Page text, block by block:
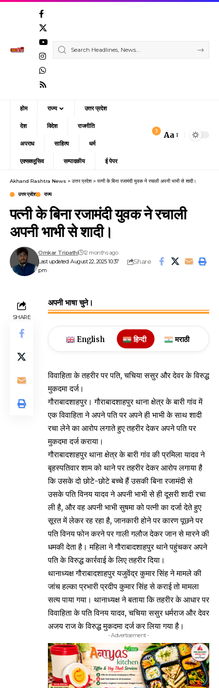
होम राज्य उत्तर प्रदेश
देश विदेश राजनीति
अपराध साहित्य धर्म
एक्सक्लूसिव सम्पादकीय ई पेपर
3
Font
Aa
Akhand Rashtra News > उत्तर प्रदेश> पत्नी के बिना रजामंदी युवक ने रचाली अपनी भाभी से शादी।
उत्तर प्रदेश राज्य
पत्नी के बिना रजामंदी युवक ने रचाली
अपनी भाभी से शादी।
Last updated: August 22, 2025 10:37
pm
Omkar Tripathi 12 months ago
Share
SHARE
अपनी भाषा चुने।
English हिन्दी मराठी
विवाहिता के तहरीर पर पति, चचिया ससुर और देवर के विरुद्ध
मुकदमा दर्ज।
गौराबादशाहपुर। गौराबादशाहपुर थाना क्षेत्र के बारी गांव में
एक विवाहिता ने अपने पति पर अपने ही भाभी के साथ शादी
रचा लेने का आरोप लगाते हुए तहरीर देकर अपने पति पर
मुकदमा दर्ज कराया।
गौराबादशाहपुर थाना क्षेत्र के बारी गांव की प्रमिला यादव ने
बृहस्पतिवार शाम को थाने पर तहरीर देकर आरोप लगाया है
कि उसके दो छोटे-छोटे बच्चे हैं उसकी बिना रजामंदी से
उसके पति विनय यादव ने अपनी भाभी से ही दूसरी शादी रचा
ली है, और वह अपनी भाभी सुषमा को पत्नी का दर्जा देते हुए
सूरत में लेकर रह रहा है, जानकारी होने पर कारण पूछने पर
पति विनय फोन करने पर गाली गलौज देकर जान से मारने की
धमकी देता है। महिला ने गौराबादशाहपुर थाने पहुंचकर अपने
पति के विरुद्ध कार्रवाई के लिए तहरीर दिया।
थानाध्यक्ष गौराबादशाहपुर यजुवेंद्र कुमार सिंह ने मामले की
जांच हल्का प्रभारी प्रदीप कुमार सिंह से कराई तो मामला
सत्य पाया गया। थानाध्यक्ष ने बताया कि तहरीर के आधार पर
विवाहिता के पति विनय यादव, चचिया ससुर धर्मराज और देवर
अजय राज के विरुद्ध मुकदमा दर्ज कर लिया गया है।
- Advertisement -